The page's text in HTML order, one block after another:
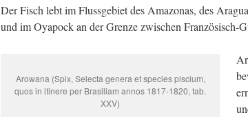
Der Fisch lebt im Flussgebiet des Amazonas, des
und im Oyapock an der Grenze zwischen Französisch-
Arowana (Spix, Selecta genera et species piscium,
quos in itinere per Brasiliam annos 1817-1820, tab.
XXV)